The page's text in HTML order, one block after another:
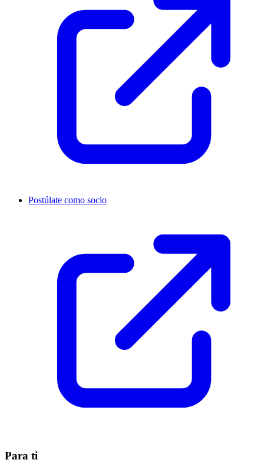
Postúlate como socio
Para ti